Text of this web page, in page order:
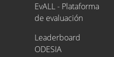
EvALL - Plataforma
de evaluación
Leaderboard
ODESIA